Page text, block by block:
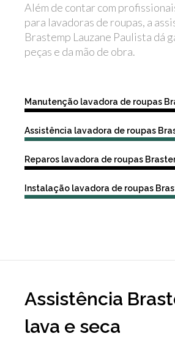
Além de contar com
para lavadoras de roupas, a
Brastemp Lauzane Paulista dá
peças e da mão de obra.
Manutenção lavadora de roupas
Assistência lavadora de roupas
Reparos lavadora de roupas
Instalação lavadora de roupas
Assistência
lava e seca